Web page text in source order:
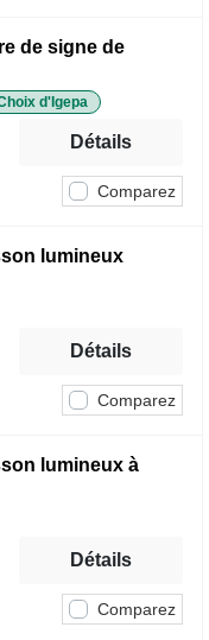
de signe de
d'Igepa
Comparez
Détails
lumineux
Comparez
Détails
lumineux à
Comparez
Détails